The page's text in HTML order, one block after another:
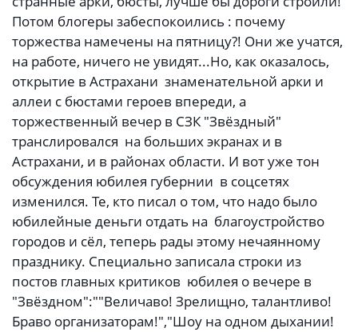
Потом блогеры забеспокоились : почему
торжества намечены на пятницу?! Они же учатся,
на работе, ничего не увидят...Но, как оказалось,
открытие в Астрахани знаменательной арки и
аллеи с бюстами героев впереди, а
торжественный вечер в СЗК "Звёздный"
транслировался на больших экранах и в
Астрахани, и в районах области. И вот уже тон
обсуждения юбилея губернии в соцсетях
изменился. Те, кто писал о том, что надо было
юбилейные деньги отдать на благоустройство
городов и сёл, теперь рады этому нечаянному
празднику. Специально записала строки из
постов главных критиков юбилея о вечере в
"Звёздном":""Величаво! Зрелищно, талантливо!
Браво организаторам!","Шоу на одном дыхании!